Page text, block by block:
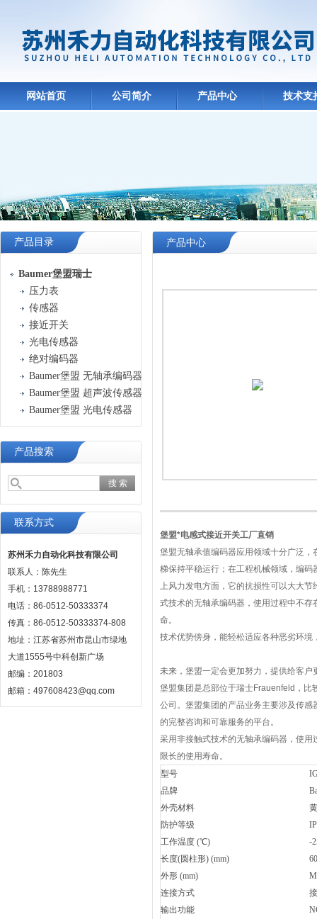
网站首页 公司简介 产品中心 技术支
产品目录
Baumer堡盟瑞士
压力表
传感器
接近开关
光电传感器
绝对编码器
Baumer堡盟 无轴承编码器
Baumer堡盟 超声波传感器
Baumer堡盟 光电传感器
产品搜索
联系方式
苏州禾力自动化科技有限公司
联系人：陈先生
手机：13788988771
电话：86-0512-50333374
传真：86-0512-50333374-808
地址：江苏省苏州市昆山市绿地
大道1555号中科创新广场
邮编：201803
邮箱：497608423@qq.com
产品中心
堡盟*电感式接近开关工厂直销
堡盟无轴承值编码器应用领域十分广泛
梯保持平稳运行；在工程机械领域，编
上风力发电方面，它的抗损性可以大大
式技术的无轴承编码器，使用过程中不
命。
技术优势傍身，能轻松适应各种恶劣环
未来，堡盟一定会更加努力，提供给客户
堡盟集团是总部位于瑞士Frauenfeld，比
公司。堡盟集团的产品业务主要涉及传
的完整咨询和可靠服务的平台。
采用非接触式技术的无轴承编码器，使
限长的使用寿命。
型号
品牌
外壳材料
防护等级
工作温度 (℃)
-
长度(圆柱形) (mm)
60
外形 (mm)
连接方式
输出功能